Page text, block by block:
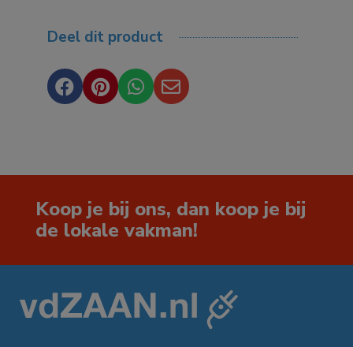
Deel dit product
   
Koop je bij ons, dan koop je bij
de lokale vakman!